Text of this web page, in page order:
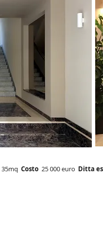
35mq Costo 25 000 euro Ditta